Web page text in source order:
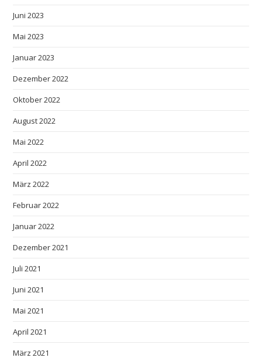
Juni 2023
Mai 2023
Januar 2023
Dezember 2022
Oktober 2022
August 2022
Mai 2022
April 2022
März 2022
Februar 2022
Januar 2022
Dezember 2021
Juli 2021
Juni 2021
Mai 2021
April 2021
März 2021